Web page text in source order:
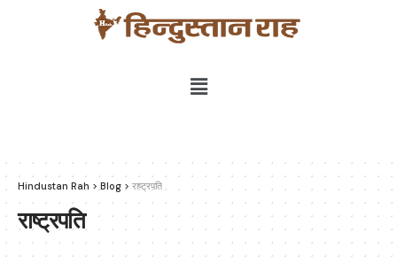
Hindustan Rah >Blog > राष्ट्रपति
राष्ट्रपति